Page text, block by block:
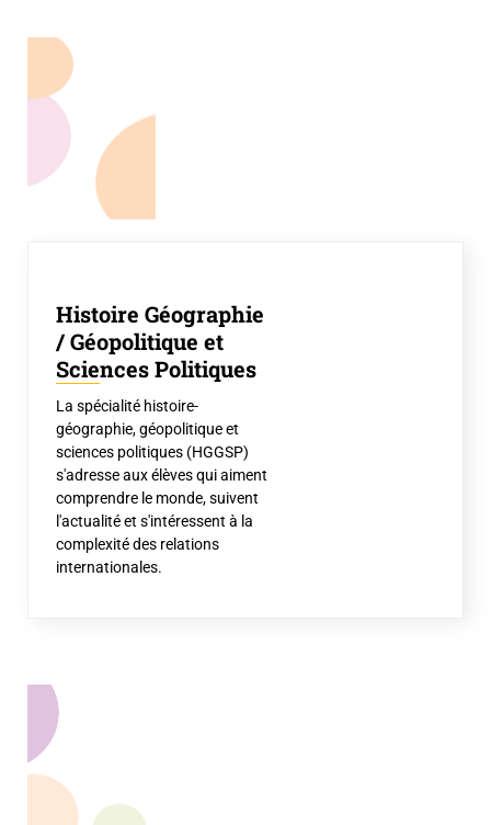
Histoire Géographie
/ Géopolitique et
Sciences Politiques
La spécialité histoire-
géographie, géopolitique et
sciences politiques (HGGSP)
s'adresse aux élèves qui aiment
comprendre le monde, suivent
l'actualité et s'intéressent à la
complexité des relations
internationales.